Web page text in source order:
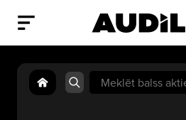
Search
for: